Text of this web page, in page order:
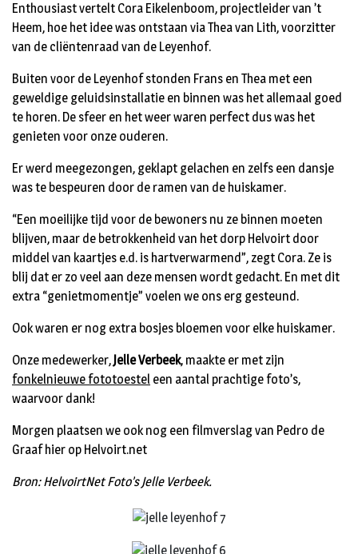
Enthousiast vertelt Cora Eikelenboom, projectleider van ’t
Heem, hoe het idee was ontstaan via Thea van Lith, voorzitter
van de cliëntenraad van de Leyenhof.
Buiten voor de Leyenhof stonden Frans en Thea met een
geweldige geluidsinstallatie en binnen was het allemaal goed
te horen. De sfeer en het weer waren perfect dus was het
genieten voor onze ouderen.
Er werd meegezongen, geklapt gelachen en zelfs een dansje
was te bespeuren door de ramen van de huiskamer.
“Een moeilijke tijd voor de bewoners nu ze binnen moeten
blijven, maar de betrokkenheid van het dorp Helvoirt door
middel van kaartjes e.d. is hartverwarmend”, zegt Cora. Ze is
blij dat er zo veel aan deze mensen wordt gedacht. En met dit
extra “genietmomentje” voelen we ons erg gesteund.
Ook waren er nog extra bosjes bloemen voor elke huiskamer.
Onze medewerker,Jelle Verbeek, maakte er met zijn
fonkelnieuwe fototoestel een aantal prachtige foto’s,
waarvoor dank!
Morgen plaatsen we ook nog een filmverslag van Pedro de
Graaf hier op Helvoirt.net
Bron: HelvoirtNet Foto’s Jelle Verbeek.